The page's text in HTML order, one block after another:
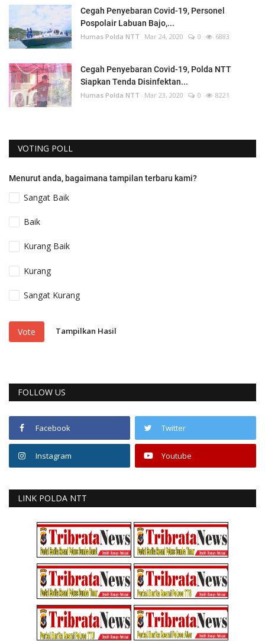
Cegah Penyebaran Covid-19, Personel
Pospolair Labuan Bajo,...
Humas Polda NTT Mar 24, 2020 0 6883
Cegah Penyebaran Covid-19, Polda NTT
Siapkan Tenda Disinfektan...
Humas Polda NTT Mar 23, 2020 0 8221
VOTING POLL
Menurut anda, bagaimana tampilan terbaru kami?
Sangat Baik
Baik
Kurang Baik
Kurang
Sangat Kurang
Vote Tampilkan Hasil
FOLLOW US
Facebook Twitter
Instagram Youtube
LINK POLDA NTT